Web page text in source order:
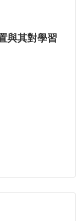
與其對學習